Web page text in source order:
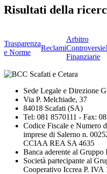
Risultati della
Trasparenza
e Norme
Reclami
Arbitro
Controversie
Finanziarie
Sede Legale e Direzione
Via P. Melchiade, 37
84018 Scafati (SA)
Tel: 081 8570111 - Fax:
Codice Fiscale e Numero
imprese di Salerno n.
CCIAA REA SA 4635
Banca aderente al
Società partecipante al
Cooperativo Iccrea P. IVA